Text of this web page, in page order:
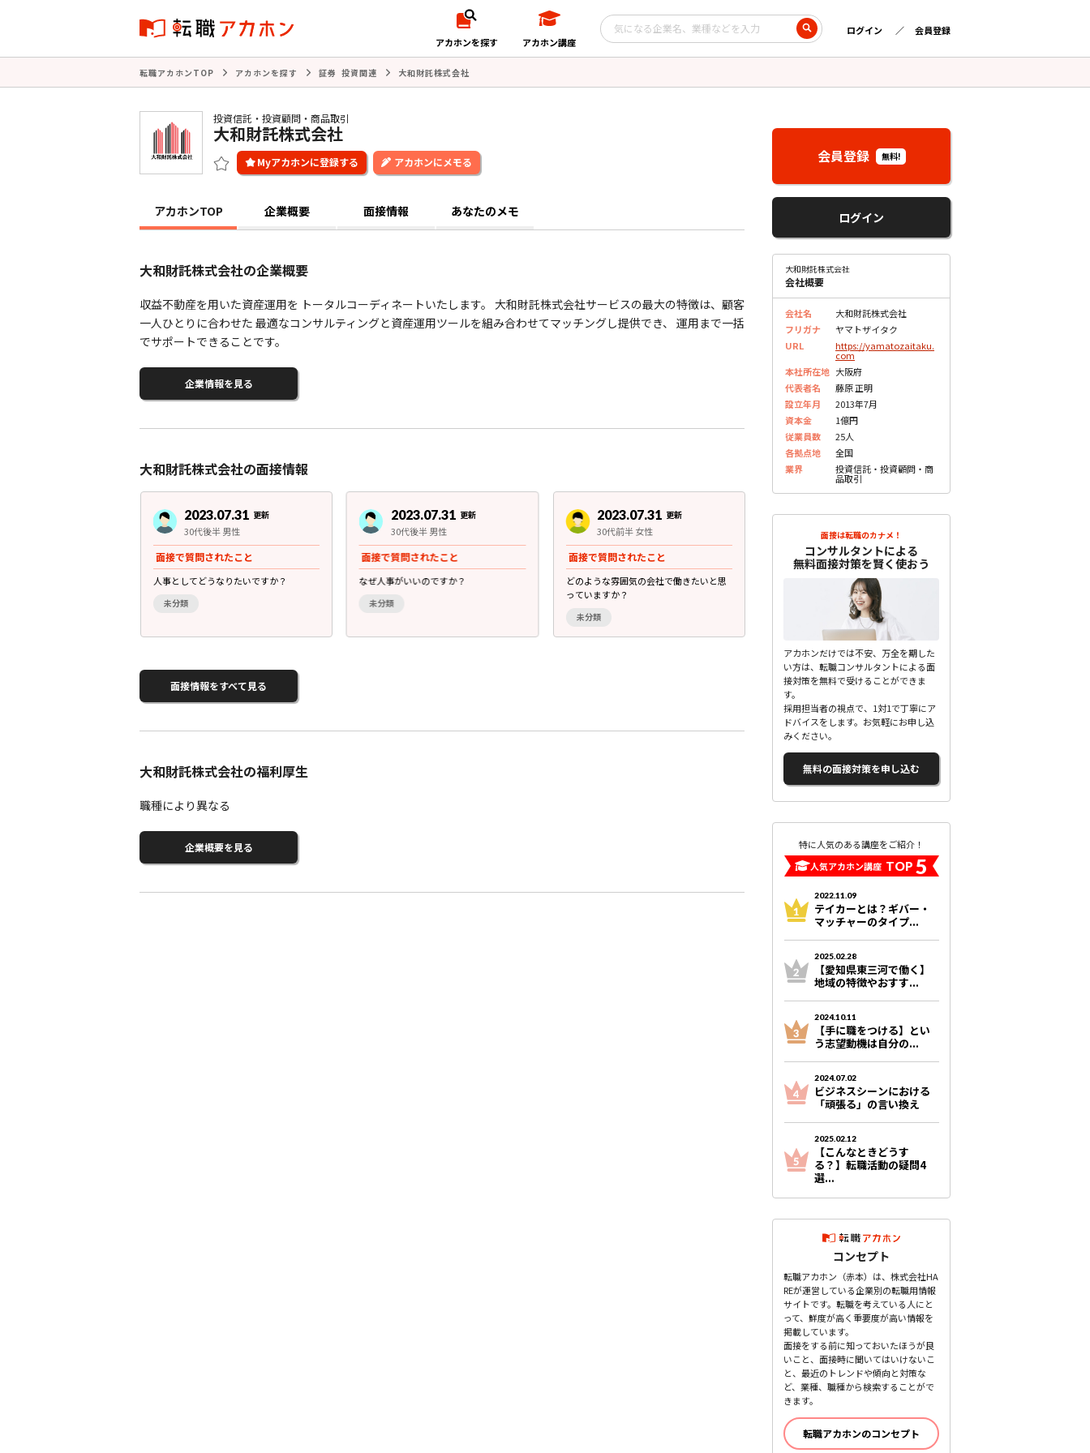
アカホンを探す アカホン講座
ログイン 会員登録
転職アカホンTOP アカホンを探す 証券 投資関連 大和財託株式会社
投資信託・投資顧問・商品取引
大和財託株式会社
アカホンにメモる
アカホンTOP 企業概要 面接情報 あなたのメモ
大和財託株式会社の企業概要
収益不動産を用いた資産運用を トータルコーディネートいたします。 大和財託株式会社サービスの最大の特徴は、顧客
一人ひとりに合わせた 最適なコンサルティングと資産運用ツールを組み合わせてマッチングし提供でき、 運用まで一括
でサポートできることです。
企業情報を見る
大和財託株式会社の面接情報
2023.07.31 更新
30代後半 男性
面接で質問されたこと
人事としてどうなりたいですか？
未分類
2023.07.31 更新
30代後半 男性
面接で質問されたこと
なぜ人事がいいのですか？
未分類
2023.07.31 更新
30代前半 女性
面接で質問されたこと
どのような雰囲気の会社で働きたいと思
っていますか？
未分類
2023.07.31 更新
30代前半 女性
面接で質問されたこと
当社に興味を持ったきっかけは何です
面接情報をすべて見る
大和財託株式会社の福利厚生
職種により異なる
企業概要を見る
会員登録 無料!
ログイン
大和財託株式会社
会社概要
会社名
大和財託株式会社
フリガナ
ヤマトザイタク
URL
https://yamatozaitaku.
com
本社所在地 大阪府
代表者名
藤原 正明
設立年月
2013年7月
資本金
1億円
従業員数
25人
各拠点地
全国
業界
投資信託・投資顧問・商
品取引
面接は転職のカナメ！
コンサルタントによる
無料面接対策を賢く使おう
アカホンだけでは不安、万全を期した
い方は、転職コンサルタントによる面
接対策を無料で受けることができま
す。
採用担当者の視点で、1対1で丁寧にア
ドバイスをします。お気軽にお申し込
みください。
無料の面接対策を申し込む
特に人気のある講座をご紹介！
人気アカホン講座 TOP 5
2022.11.09
テイカーとは？ギバー・
マッチャーのタイプ...
2025.02.28
【愛知県東三河で働く】
地域の特徴やおすす...
2024.10.11
【手に職をつける】とい
う志望動機は自分の...
2024.07.02
ビジネスシーンにおける
「頑張る」の言い換え
2025.02.12
【こんなときどうす
る？】転職活動の疑問4
選...
コンセプト
転職アカホン（赤本）は、株式会社HA
REが運営している企業別の転職用情報
サイトです。転職を考えている人にと
って、鮮度が高く重要度が高い情報を
掲載しています。
面接をする前に知っておいたほうが良
いこと、面接時に聞いてはいけないこ
と、最近のトレンドや傾向と対策な
ど、業種、職種から検索することがで
きます。
転職アカホンのコンセプト